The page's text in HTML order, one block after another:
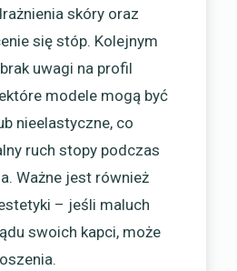
skóry oraz
się stóp. Kolejnym
uwagi na profil
modele mogą być
nieelastyczne, co
ruch stopy podczas
Ważne jest również
– jeśli maluch
swoich kapci, może